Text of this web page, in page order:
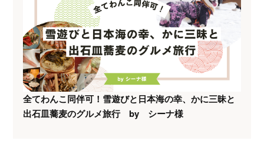
全てわんこ同伴可！雪遊びと日本海の幸、かに三昧と
出石皿蕎麦のグルメ旅行 by シーナ様